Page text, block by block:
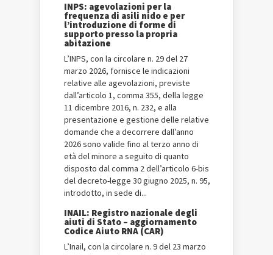
INPS: agevolazioni per la
frequenza di asili nido e per
l’introduzione di forme di
supporto presso la propria
abitazione
L’INPS, con la circolare n. 29 del 27
marzo 2026, fornisce le indicazioni
relative alle agevolazioni, previste
dall’articolo 1, comma 355, della legge
11 dicembre 2016, n. 232, e alla
presentazione e gestione delle relative
domande che a decorrere dall’anno
2026 sono valide fino al terzo anno di
età del minore a seguito di quanto
disposto dal comma 2 dell’articolo 6-bis
del decreto-legge 30 giugno 2025, n. 95,
introdotto, in sede di...
INAIL: Registro nazionale degli
aiuti di Stato – aggiornamento
Codice Aiuto RNA (CAR)
L’Inail, con la circolare n. 9 del 23 marzo